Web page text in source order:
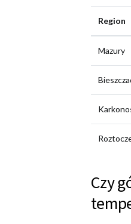
Region
Mazury
Czy